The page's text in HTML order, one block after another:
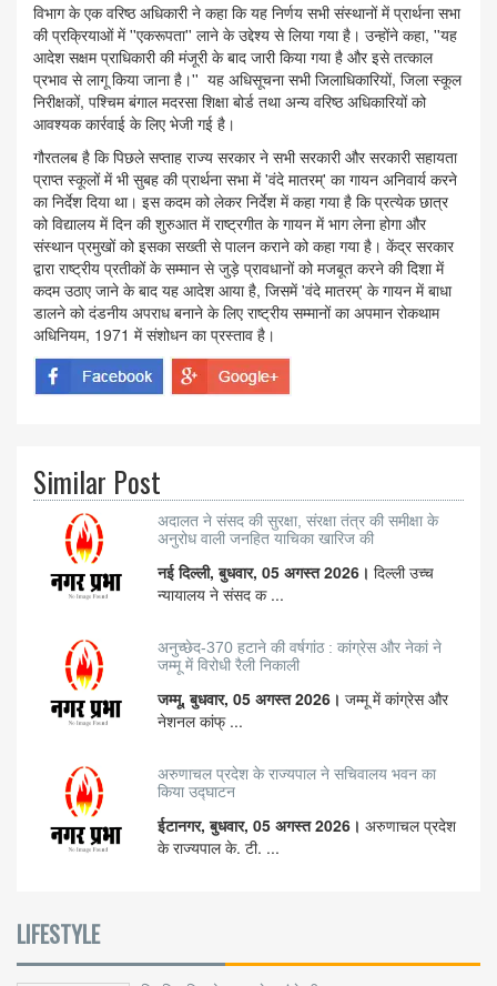
विभाग के एक वरिष्ठ अधिकारी ने कहा कि यह निर्णय सभी संस्थानों में प्रार्थना सभा
की प्रक्रियाओं में ''एकरूपता'' लाने के उद्देश्य से लिया गया है। उन्होंने कहा, ''यह
आदेश सक्षम प्राधिकारी की मंजूरी के बाद जारी किया गया है और इसे तत्काल
प्रभाव से लागू किया जाना है।'' यह अधिसूचना सभी जिलाधिकारियों, जिला स्कूल
निरीक्षकों, पश्चिम बंगाल मदरसा शिक्षा बोर्ड तथा अन्य वरिष्ठ अधिकारियों को
आवश्यक कार्रवाई के लिए भेजी गई है।
गौरतलब है कि पिछले सप्ताह राज्य सरकार ने सभी सरकारी और सरकारी सहायता
प्राप्त स्कूलों में भी सुबह की प्रार्थना सभा में 'वंदे मातरम्' का गायन अनिवार्य करने
का निर्देश दिया था। इस कदम को लेकर निर्देश में कहा गया है कि प्रत्येक छात्र
को विद्यालय में दिन की शुरुआत में राष्ट्रगीत के गायन में भाग लेना होगा और
संस्थान प्रमुखों को इसका सख्ती से पालन कराने को कहा गया है। केंद्र सरकार
द्वारा राष्ट्रीय प्रतीकों के सम्मान से जुड़े प्रावधानों को मजबूत करने की दिशा में
कदम उठाए जाने के बाद यह आदेश आया है, जिसमें 'वंदे मातरम्' के गायन में बाधा
डालने को दंडनीय अपराध बनाने के लिए राष्ट्रीय सम्मानों का अपमान रोकथाम
अधिनियम, 1971 में संशोधन का प्रस्ताव है।
Similar Post
अदालत ने संसद की सुरक्षा, संरक्षा तंत्र की समीक्षा के
अनुरोध वाली जनहित याचिका खारिज की
नई दिल्ली, बुधवार, 05 अगस्त 2026। दिल्ली उच्च
न्यायालय ने संसद क ...
अनुच्छेद-370 हटाने की वर्षगांठ : कांग्रेस और नेकां ने
जम्मू में विरोधी रैली निकाली
जम्मू, बुधवार, 05 अगस्त 2026। जम्मू में कांग्रेस और
नेशनल कांफ् ...
अरुणाचल प्रदेश के राज्यपाल ने सचिवालय भवन का
किया उद्घाटन
ईटानगर, बुधवार, 05 अगस्त 2026। अरुणाचल प्रदेश
के राज्यपाल के. टी. ...
LIFESTYLE